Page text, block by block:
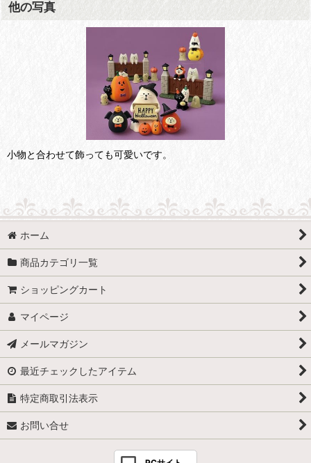
他の写真
小物と合わせて飾っても可愛いです。
ホーム
商品カテゴリ一覧
ショッピングカート
マイページ
メールマガジン
最近チェックしたアイテム
特定商取引法表示
お問い合せ